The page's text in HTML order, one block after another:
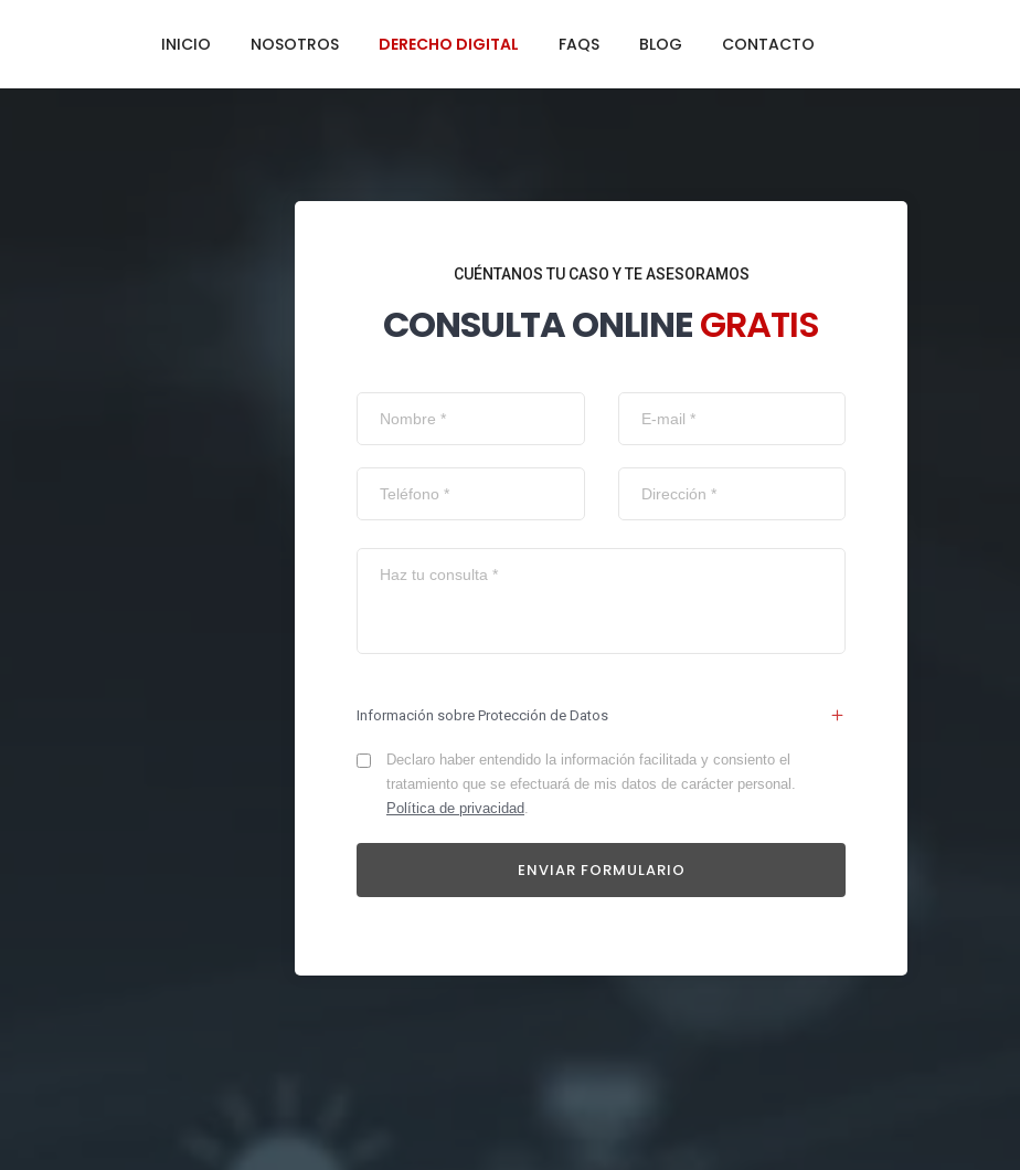
INICIO NOSOTROS DERECHO DIGITAL FAQS BLOG CONTACTO
CUÉNTANOS TU CASO Y TE ASESORAMOS
CONSULTA ONLINEGRATIS
Información sobre Protección de Datos
Declaro haber entendido la información facilitada y consiento el
tratamiento que se efectuará de mis datos de carácter personal.
Política de privacidad.